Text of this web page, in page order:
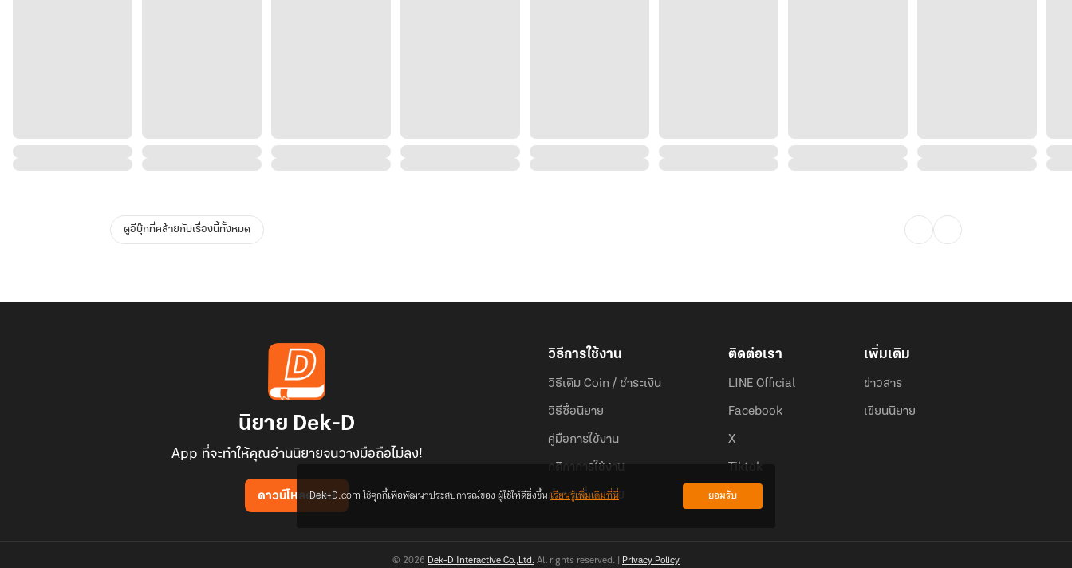
ดูอีบุ๊กที่คล้ายกับเรื่องนี้ทั้งหมด
นิยาย Dek-D
App ที่จะทำให้คุณอ่านนิยายจนวางมือถือไม่ลง!
ดาวน์โหลดแอป
วิธีการใช้งาน
วิธีเติม Coin / ชำระเงิน
วิธีซื้อนิยาย
คู่มือการใช้งาน
กติกาการใช้งาน
คำถามที่พบบ่อย
ติดต่อเรา
LINE Official
Facebook
X
Tiktok
เพิ่มเติม
ข่าวสาร
เขียนนิยาย
© 2026 Dek-D Interactive Co.,Ltd. All rights reserved. | Privacy Policy
Dek-D.com ใช้คุกกี้เพื่อพัฒนาประสบการณ์ของ ผู้ใช้ให้ดียิ่งขึ้นเรียนรู้เพิ่มเติมที่นี่ ยอมรับ